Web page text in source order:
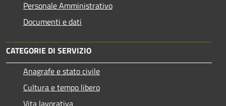
Personale Amministrativo
Documenti e dati
CATEGORIE DI SERVIZIO
Anagrafe e stato civile
Cultura e tempo libero
Vita lavorativa